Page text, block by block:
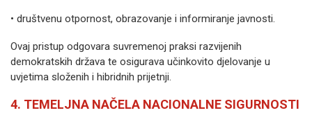
• društvenu otpornost, obrazovanje i informiranje javnosti.
Ovaj pristup odgovara suvremenoj praksi razvijenih
demokratskih država te osigurava učinkovito djelovanje u
uvjetima složenih i hibridnih prijetnji.
4. TEMELJNA NAČELA NACIONALNE SIGURNOSTI